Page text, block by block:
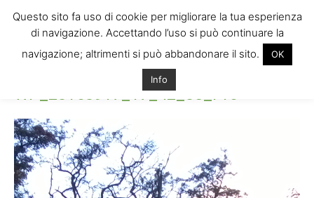
WP_20160917_17_42_05_Pro
WP_20160917_17_42_05_Pro
Questo sito fa uso di cookie per migliorare la tua esperienza
di navigazione. Accettando l’uso si può continuare la
navigazione; altrimenti si può abbandonare il sito.
OK
Info